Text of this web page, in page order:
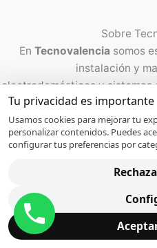
Sobre
En Tecnovalencia somos
instalación y
electrodomésticos y sistemas
alrededores.
piezas de calidad y
intervenciones. Nuestro
vuelva a funcionar cuanto
honesto y al
Links
Tu privacidad es importante
Usamos cookies para mejorar tu
personalizar contenidos. Puedes
configurar tus preferencias por